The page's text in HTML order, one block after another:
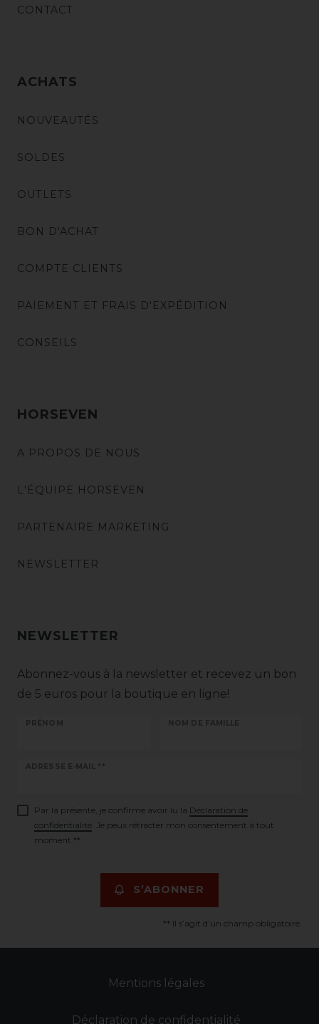
CONTACT
ACHATS
NOUVEAUTÉS
SOLDES
OUTLETS
BON D'ACHAT
COMPTE CLIENTS
PAIEMENT ET FRAIS D'EXPÉDITION
CONSEILS
HORSEVEN
A PROPOS DE NOUS
L'ÉQUIPE HORSEVEN
PARTENAIRE MARKETING
NEWSLETTER
NEWSLETTER
Abonnez-vous à la newsletter et recevez un bon
de 5 euros pour la boutique en ligne!
PRÉNOM NOM DE FAMILLE
ADRESSE E-MAIL **
Ceres::Template.newsletterHoneypotLabel
Par la présente, je confirme avoir lu la Déclaration de
confidentialité . Je peux rétracter mon consentement à tout
moment.**
S’ABONNER
** Il s’agit d’un champ obligatoire.
Mentions légales
Déclaration de confidentialité